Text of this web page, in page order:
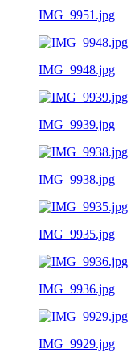
IMG_9951.jpg
IMG_9948.jpg
IMG_9939.jpg
IMG_9938.jpg
IMG_9935.jpg
IMG_9936.jpg
IMG_9929.jpg